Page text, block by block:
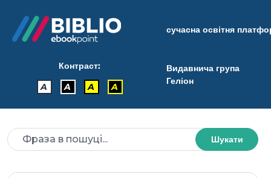
сучасна освітня
Контраст:
A
A A A
Видавнича група
Геліон
Шукати